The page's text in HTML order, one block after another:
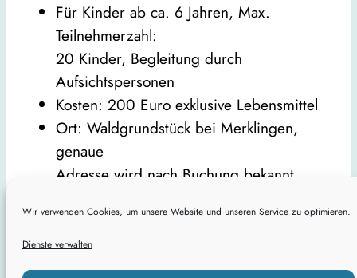
Wir verwenden Cookies, um unsere Website und unseren Service zu optimieren.
Dienste verwalten
Für Kinder ab ca. 6 Jahren, Max.
Teilnehmerzahl:
20 Kinder, Begleitung durch
Aufsichtspersonen
Kosten: 200 Euro exklusive Lebensmittel
Ort: Waldgrundstück bei Merklingen,
genaue
Adresse wird nach Buchung bekannt
Termine nach Rücksprache